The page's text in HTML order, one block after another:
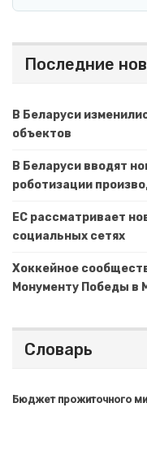
Последние
В Беларуси
объектов
В Беларуси вводят
роботизации
ЕС рассматривает
социальных сетях
Хоккейное
Монументу Победы в
Словарь
Бюджет прожиточного